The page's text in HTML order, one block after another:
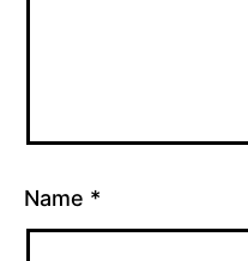
Name *